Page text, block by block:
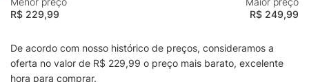
R$ 229,99
R$ 249,99
De acordo com nosso histórico de preços, consideramos a
oferta no valor de R$ 229,99 o preço mais barato, excelente
hora para comprar.